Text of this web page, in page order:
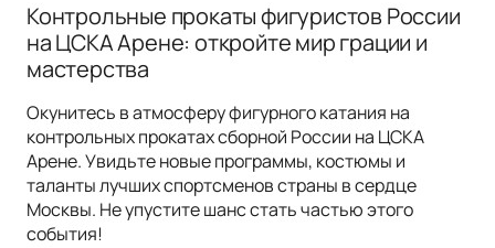
Контрольные прокаты фигуристов России
на ЦСКА Арене: откройте мир грации и
мастерства
Окунитесь в атмосферу фигурного катания на
контрольных прокатах сборной России на ЦСКА
Арене. Увидьте новые программы, костюмы и
таланты лучших спортсменов страны в сердце
Москвы. Не упустите шанс стать частью этого
события!